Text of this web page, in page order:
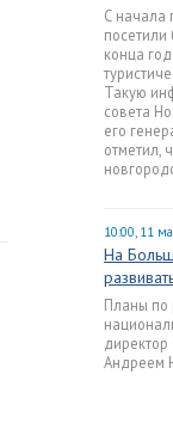
С начала
посетили
конца
Такую
совета
его
отметил,
10:00, 11
На
Планы по
Андреем